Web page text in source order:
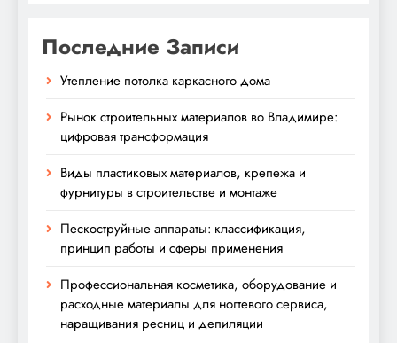
Последние Записи
Утепление потолка каркасного дома
Рынок строительных материалов во Владимире:
цифровая трансформация
Виды пластиковых материалов, крепежа и
фурнитуры в строительстве и монтаже
Пескоструйные аппараты: классификация,
принцип работы и сферы применения
Профессиональная косметика, оборудование и
расходные материалы для ногтевого сервиса,
наращивания ресниц и депиляции